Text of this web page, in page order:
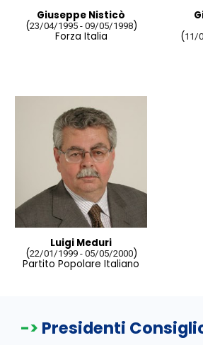
Giuseppe Nisticò
(23/04/1995 - 09/05/1998)
Forza Italia (11/
Luigi Meduri
(22/01/1999 - 05/05/2000)
Partito Popolare Italiano
-> Presidenti